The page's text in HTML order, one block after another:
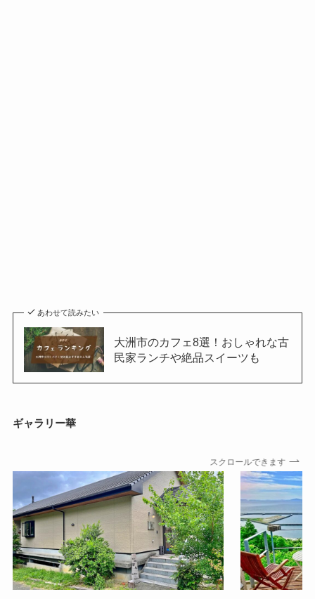
あわせて読みたい
大洲市のカフェ8選！おしゃれな古
民家ランチや絶品スイーツも
ギャラリー華
スクロールできます